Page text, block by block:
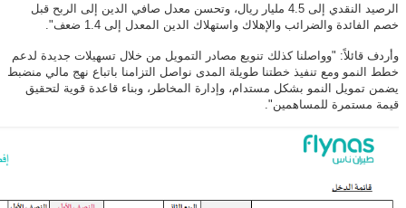
الرصيد النقدي إلى 4.5 مليار ريال، وتحسن معدل صافي الدين إلى الربح قبل
خصم الفائدة والضرائب والإهلاك واستهلاك الدين المعدل إلى 1.4 ضعف".
وأردف قائلاً: "وواصلنا كذلك تنويع مصادر التمويل من خلال تسهيلات جديدة لدعم
خطط النمو ومع تنفيذ خطتنا طويلة المدى نواصل التزامنا باتباع نهج مالي منضبط
يضمن تمويل النمو بشكل مستدام، وإدارة المخاطر، وبناء قاعدة قوية لتحقيق
قيمة مستمرة للمساهمين".